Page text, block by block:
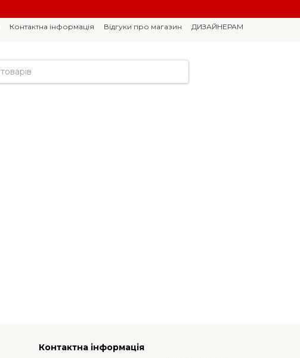
Контактна інформація Відгуки про магазин
ДИЗАЙНЕРАМ
Контактна інформація